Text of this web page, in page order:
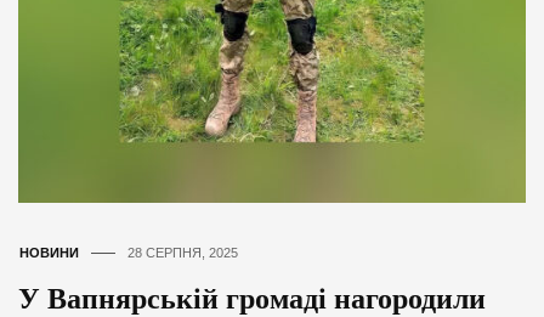
НОВИНИ 28 СЕРПНЯ, 2025
У Вапнярській громаді нагородили